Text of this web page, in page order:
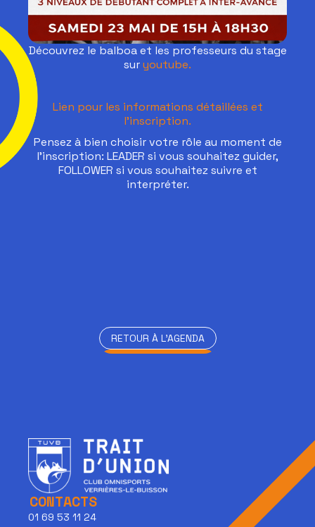
Découvrez le balboa et les professeurs du stage
suryoutube.
Lien pour les informations détaillées et
l'inscription.
Pensez à bien choisir votre rôle au moment de
l'inscription: LEADER si vous souhaitez guider,
FOLLOWER si vous souhaitez suivre et
interpréter.
RETOUR À L'AGENDA
CONTACTS
01 69 53 11 24